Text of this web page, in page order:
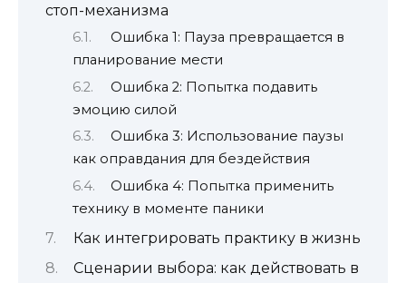
стоп-механизма
Ошибка 1: Пауза превращается в
планирование мести
Ошибка 2: Попытка подавить
эмоцию силой
Ошибка 3: Использование паузы
как оправдания для бездействия
Ошибка 4: Попытка применить
технику в моменте паники
Как интегрировать практику в жизнь
Сценарии выбора: как действовать в